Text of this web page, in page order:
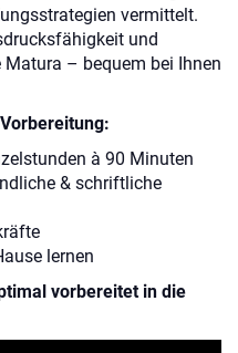
vermittelt.
und
– bequem bei Ihnen
à 90 Minuten
& schriftliche
lernen
vorbereitet in die